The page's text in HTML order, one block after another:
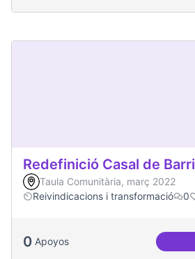
Redefinició Casal de Barri
Taula Comunitària, març 2022
Reivindicacions i transformació
0
0 Apoyos